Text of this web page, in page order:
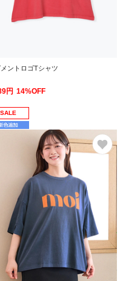
メントロゴTシャツ
円 14%OFF
SALE